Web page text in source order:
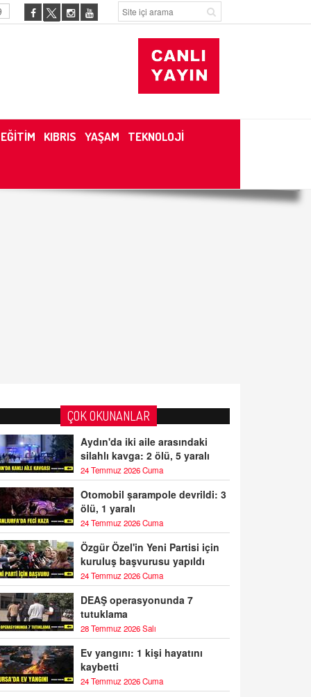
EĞİTİM KIBRIS YAŞAM TEKNOLOJİ
ÇOK OKUNANLAR
Aydın'da iki aile arasındaki
silahlı kavga: 2 ölü, 5 yaralı
24 Temmuz 2026 Cuma
Otomobil şarampole devrildi: 3
ölü, 1 yaralı
24 Temmuz 2026 Cuma
Özgür Özel'in Yeni Partisi için
kuruluş başvurusu yapıldı
24 Temmuz 2026 Cuma
DEAŞ operasyonunda 7
tutuklama
28 Temmuz 2026 Salı
Ev yangını: 1 kişi hayatını
kaybetti
24 Temmuz 2026 Cuma